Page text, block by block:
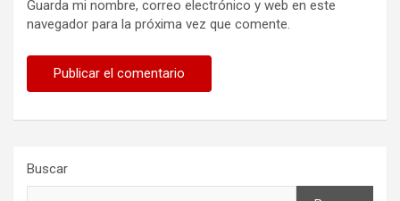
Guarda mi nombre, correo electrónico y web en este
navegador para la próxima vez que comente.
Buscar